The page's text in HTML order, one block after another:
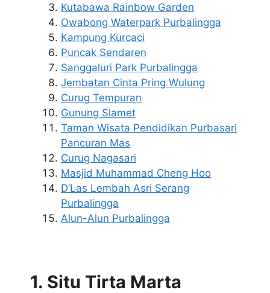
Kutabawa Rainbow Garden
Owabong Waterpark Purbalingga
Kampung Kurcaci
Puncak Sendaren
Sanggaluri Park Purbalingga
Jembatan Cinta Pring Wulung
Curug Tempuran
Gunung Slamet
Taman Wisata Pendidikan Purbasari
Pancuran Mas
Curug Nagasari
Masjid Muhammad Cheng Hoo
D’Las Lembah Asri Serang
Purbalingga
Alun-Alun Purbalingga
1. Situ Tirta Marta